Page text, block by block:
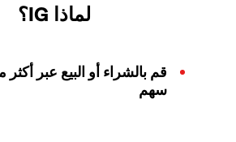
لماذا IG؟
سهم